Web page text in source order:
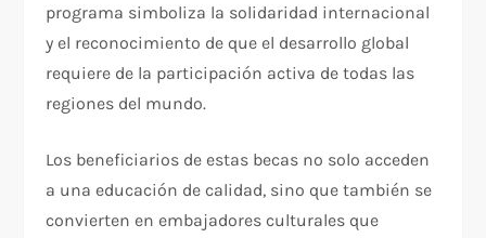
programa simboliza la solidaridad internacional
y el reconocimiento de que el desarrollo global
requiere de la participación activa de todas las
regiones del mundo.
Los beneficiarios de estas becas no solo acceden
a una educación de calidad, sino que también se
convierten en embajadores culturales que